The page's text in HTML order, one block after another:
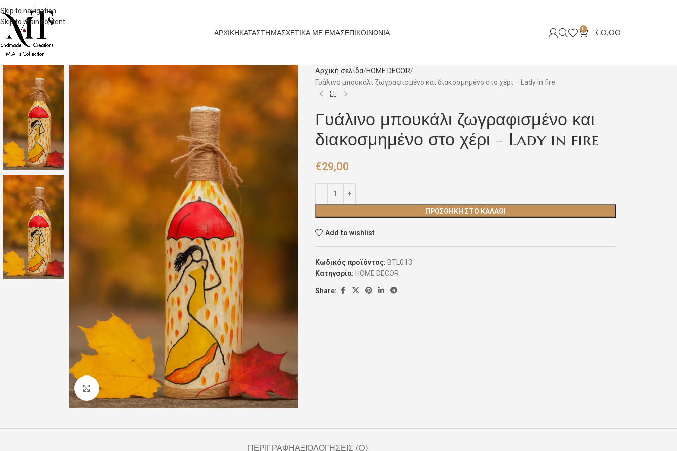
Skip to navigation
Skip to main content
ΑΡΧΙΚΗΚΑΤΑΣΤΗΜΑΣΧΕΤΙΚΑ ΜΕ ΕΜΑΣΕΠΙΚΟΙΝΩΝΙΑ 0 €0,00
Click to enlarge
Αρχική σελίδα HOME DECOR
Γυάλινο μπουκάλι ζωγραφισμένο και διακοσμημένο στο χέρι – Lady in fire
Γυάλινο μπουκάλι ζωγραφισμένο και
διακοσμημένο στο χέρι – Lady in fire
€29,00
ΠΡΟΣΘΉΚΗ ΣΤΟ ΚΑΛΆΘΙ
Add to wishlist
Κωδικός προϊόντος: BTL013
Κατηγορία: HOME DECOR
Share:
ΠΕΡΙΓΡΑΦΉΑΞΙΟΛΟΓΉΣΕΙΣ (0)